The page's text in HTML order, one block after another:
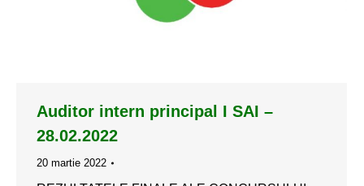
Auditor intern principal I SAI –
28.02.2022
20 martie 2022